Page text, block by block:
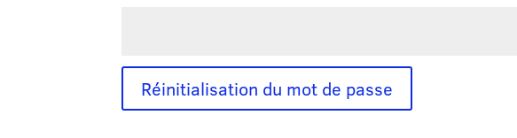
Réinitialisation du mot de passe